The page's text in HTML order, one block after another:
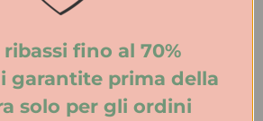
veloce. Consigliatissimo!
fino al 70%
garantite prima della
solo per gli ordini